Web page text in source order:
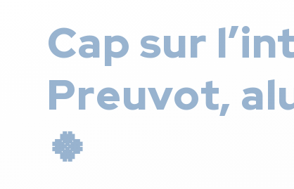
Cap sur
Preuvot,
🍀